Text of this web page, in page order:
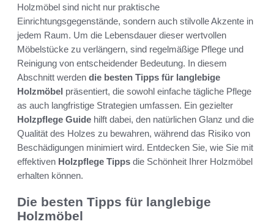
Holzmöbel sind nicht nur praktische
Einrichtungsgegenstände, sondern auch stilvolle Akzente in
jedem Raum. Um die Lebensdauer dieser wertvollen
Möbelstücke zu verlängern, sind regelmäßige Pflege und
Reinigung von entscheidender Bedeutung. In diesem
Abschnitt werden die besten Tipps für langlebige
Holzmöbel präsentiert, die sowohl einfache tägliche Pflege
as auch langfristige Strategien umfassen. Ein gezielter
Holzpflege Guide hilft dabei, den natürlichen Glanz und die
Qualität des Holzes zu bewahren, während das Risiko von
Beschädigungen minimiert wird. Entdecken Sie, wie Sie mit
effektiven Holzpflege Tipps die Schönheit Ihrer Holzmöbel
erhalten können.
Die besten Tipps für langlebige
Holzmöbel